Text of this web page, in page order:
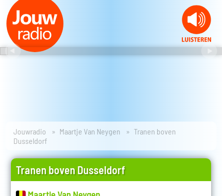
Jouwradio Maartje Van Neygen
Tranen boven
Dusseldorf
Tranen boven Dusseldorf